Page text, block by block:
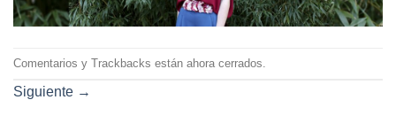
Comentarios y Trackbacks están ahora cerrados.
Siguiente →